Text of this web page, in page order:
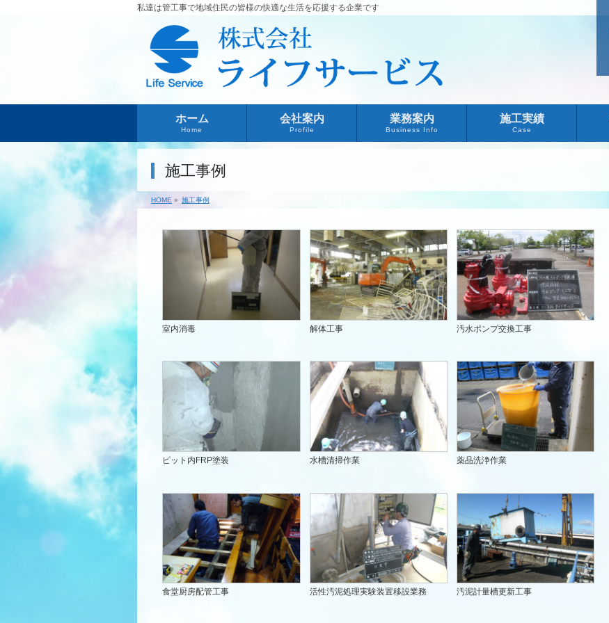
私達は管工事で地域住民の皆様の快適な生活を応援する企業です
ホーム
Home
会社案内
Profile
業務案内
Business Info
施工実績
Case
施工事例
HOME » 施工事例
室内消毒 解体工事 汚水ポンプ交換工事
ピット内FRP塗装 水槽清掃作業 薬品洗浄作業
食堂厨房配管工事 活性汚泥処理実験装置移設業務 汚泥計量槽更新工事